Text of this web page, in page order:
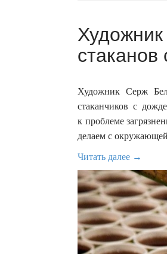
Художник Серж
стаканчиков с
к проблеме
делаем с
Читать далее →